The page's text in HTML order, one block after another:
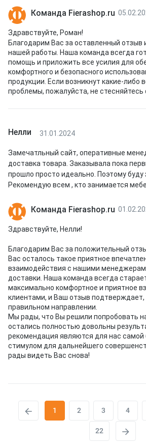
Команда Fierashop.ru
Здравствуйте, Роман!
Благодарим Вас за оставленный отзыв
нашей работы. Наша команда всегда
помощь и приложить все усилия для
комфортного и безопасного
продукции. Если возникнут какие-либо
проблемы, пожалуйста, не
Нелли 31.01.2024
Замечатльный сайт, оперативные
доставка товара. Заказывала пока
прошло просто идеально. Поэтому буду
Рекомендую всем , кто занимается
Команда Fierashop.ru
Здравствуйте, Нелли!
Благодарим Вас за положительный
Вас осталось такое приятное
взаимодействия с нашими
доставки. Наша команда всегда
максимально комфортное и приятное
клиентами, и Ваш отзыв
правильном направлении.
Мы рады, что Вы решили попробовать
остались полностью довольны
рекомендация являются для нас самой
стимулом для дальнейшего
рады видеть Вас снова!
1 2 3 4
22